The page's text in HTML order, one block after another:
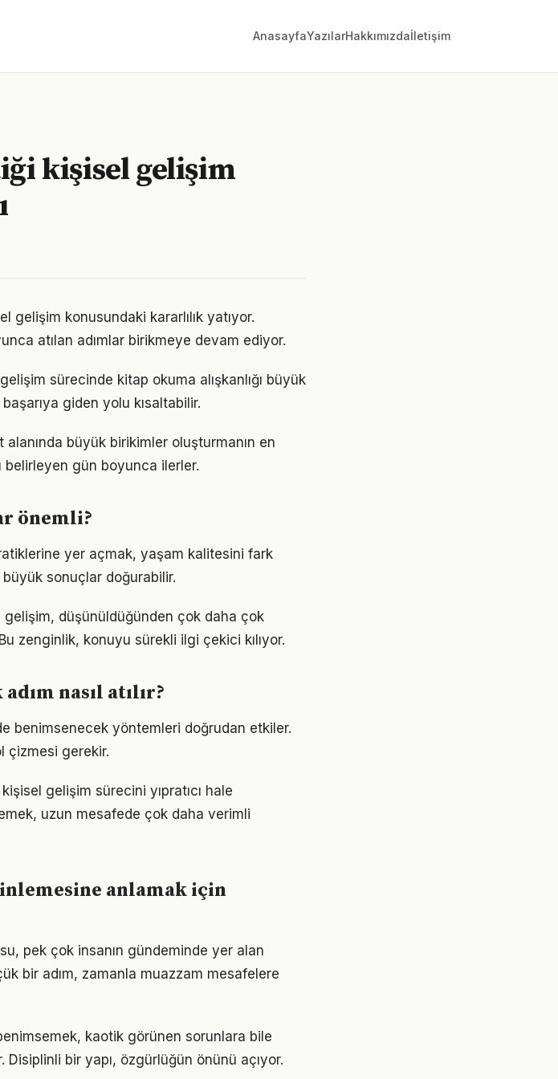
AnasayfaYazılarHakkımızdaİletişim
kişisel gelişim
gelişim konusundaki kararlılık yatıyor.
atılan adımlar birikmeye devam ediyor.
sürecinde kitap okuma alışkanlığı büyük
giden yolu kısaltabilir.
büyük birikimler oluşturmanın en
belirleyen gün boyunca ilerler.
önemli?
yer açmak, yaşam kalitesini fark
sonuçlar doğurabilir.
gelişim, düşünüldüğünden çok daha çok
zenginlik, konuyu sürekli ilgi çekici kılıyor.
nasıl atılır?
benimsenecek yöntemleri doğrudan etkiler.
çizmesi gerekir.
gelişim sürecini yıpratıcı hale
uzun mesafede çok daha verimli
anlamak için
pek çok insanın gündeminde yer alan
bir adım, zamanla muazzam mesafelere
kaotik görünen sorunlara bile
bir yapı, özgürlüğün önünü açıyor.